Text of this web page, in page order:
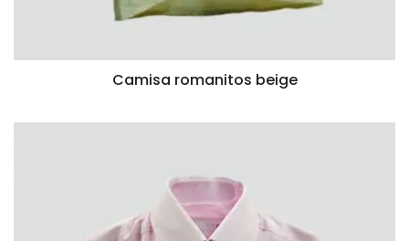
VISTA RÁPIDA
Camisa romanitos beige